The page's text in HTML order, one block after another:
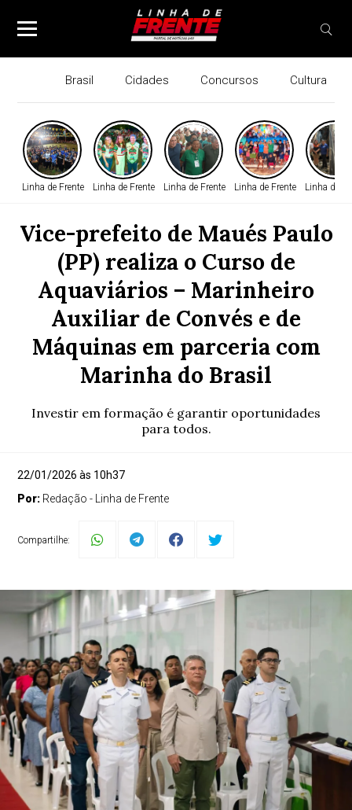
Brasil Cidades Concursos Cultura
Linha de Frente Linha de Frente Linha de Frente Linha de Frente Linha de
Vice-prefeito de Maués Paulo
(PP) realiza o Curso de
Aquaviários – Marinheiro
Auxiliar de Convés e de
Máquinas em parceria com
Marinha do Brasil
Investir em formação é garantir oportunidades
para todos.
22/01/2026 às 10h37
Por: Redação - Linha de Frente
Compartilhe: